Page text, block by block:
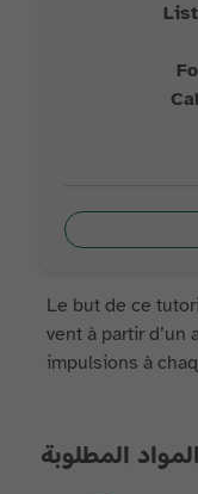
Le but de ce
vent à partir
impulsions à
المطلوبة